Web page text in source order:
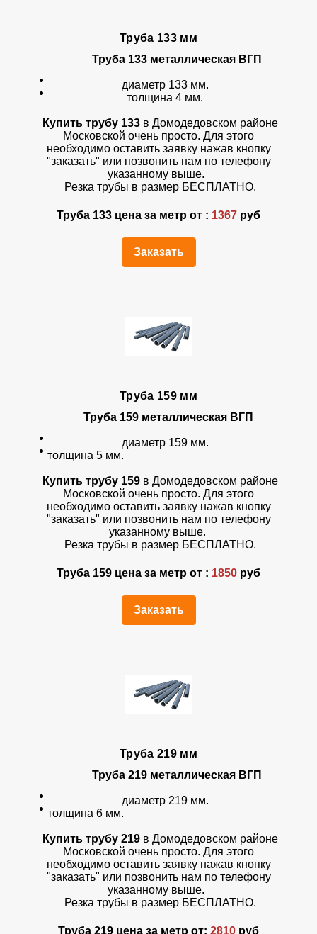
Труба 133 мм
Труба 133 металлическая ВГП
диаметр 133 мм.
толщина 4 мм.
Купить трубу 133в Домодедовском районе
Московской очень просто. Для этого
необходимо оставить заявку нажав кнопку
"заказать" или позвонить нам по телефону
указанному выше.
Резка трубы в размер БЕСПЛАТНО.
Труба 133 цена за метр от : 1367 руб
Заказать
Труба 159 мм
Труба 159 металлическая ВГП
диаметр 159 мм.
толщина 5 мм.
Купить трубу 159в Домодедовском районе
Московской очень просто. Для этого
необходимо оставить заявку нажав кнопку
"заказать" или позвонить нам по телефону
указанному выше.
Резка трубы в размер БЕСПЛАТНО.
Труба 159 цена за метр от : 1850 руб
Заказать
Труба 219 мм
Труба 219 металлическая ВГП
диаметр 219 мм.
толщина 6 мм.
Купить трубу 219в Домодедовском районе
Московской очень просто. Для этого
необходимо оставить заявку нажав кнопку
"заказать" или позвонить нам по телефону
указанному выше.
Резка трубы в размер БЕСПЛАТНО.
Труба 219 цена за метр от: 2810 руб